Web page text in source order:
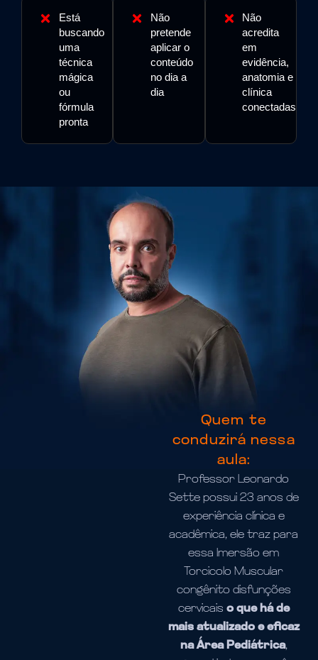
Está
buscando
uma
técnica
mágica
ou
fórmula
pronta
Não
pretende
aplicar o
conteúdo
no dia a
dia
Não
acredita
em
evidência,
anatomia e
clínica
conectadas
Quem te
conduzirá nessa
aula:
Professor Leonardo
Sette possui 23 anos de
experiência clínica e
acadêmica, ele traz para
essa Imersão em
Torcicolo Muscular
congênito disfunções
cervicais o que há de
mais atualizado e eficaz
na Área Pediátrica,